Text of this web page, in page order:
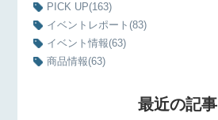
PICK UP(163)
イベントレポート(83)
イベント情報(63)
商品情報(63)
最近の記事